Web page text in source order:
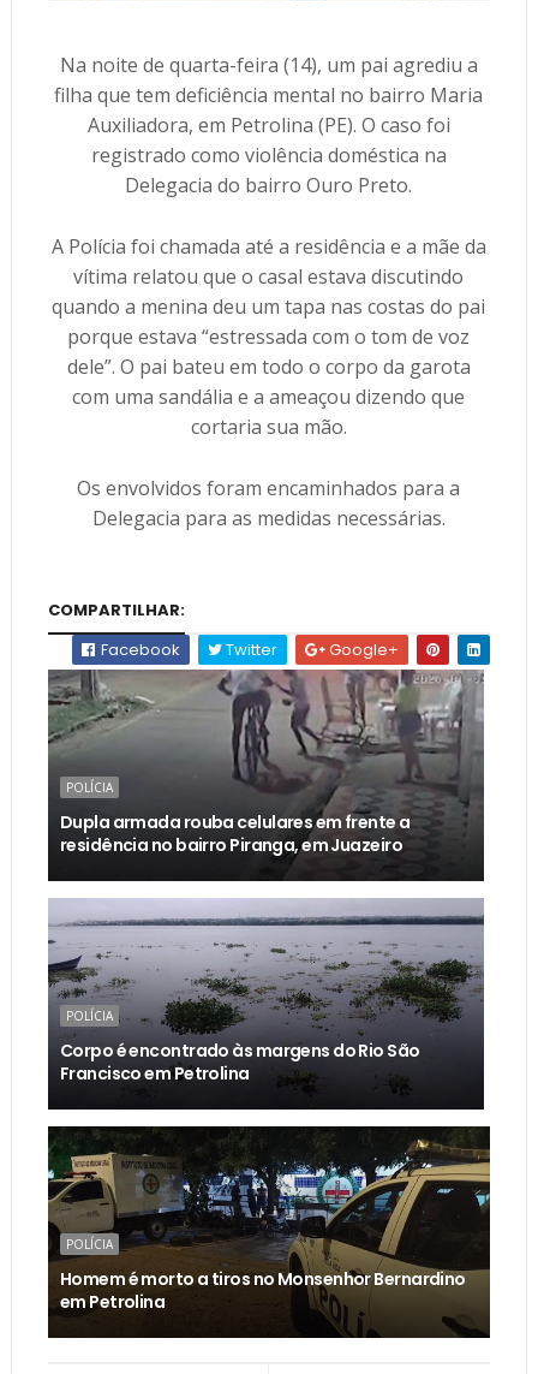
Na noite de quarta-feira (14), um pai agrediu a
filha que tem deficiência mental no bairro Maria
Auxiliadora, em Petrolina (PE). O caso foi
registrado como violência doméstica na
Delegacia do bairro Ouro Preto.
A Polícia foi chamada até a residência e a mãe da
vítima relatou que o casal estava discutindo
quando a menina deu um tapa nas costas do pai
porque estava “estressada com o tom de voz
dele”. O pai bateu em todo o corpo da garota
com uma sandália e a ameaçou dizendo que
cortaria sua mão.
Os envolvidos foram encaminhados para a
Delegacia para as medidas necessárias.
COMPARTILHAR:
Facebook
Twitter Google+
POLÍCIA
Dupla armada rouba celulares em frente a
residência no bairro Piranga, em Juazeiro
POLÍCIA
Corpo é encontrado às margens do Rio São
Francisco em Petrolina
POLÍCIA
Homem é morto a tiros no Monsenhor Bernardino
em Petrolina